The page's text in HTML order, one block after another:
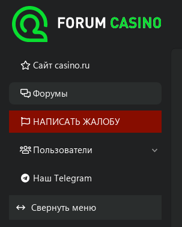
Cайт casino.ru
Форумы
НАПИСАТЬ ЖАЛОБУ
Пользователи
Наш Telegram
Свернуть меню